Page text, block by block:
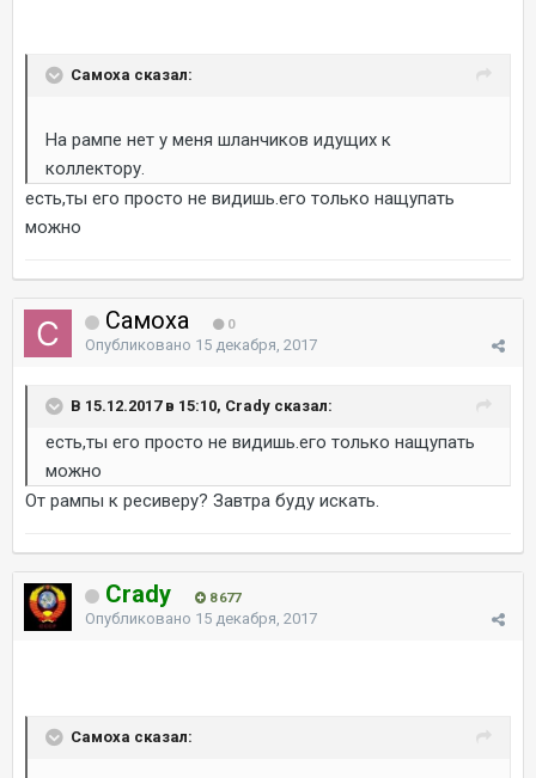
Самоха сказал:
На рампе нет у меня шланчиков идущих к
коллектору.
есть,ты его просто не видишь.его только нащупать
можно
Самоха 0
Опубликовано 15 декабря, 2017
В 15.12.2017 в 15:10, Crady сказал:
есть,ты его просто не видишь.его только нащупать
можно
От рампы к ресиверу? Завтра буду искать.
Crady 8 677
Опубликовано 15 декабря, 2017
Самоха сказал: